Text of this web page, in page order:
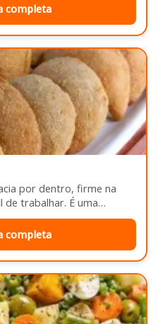
completa
por dentro, firme na
de trabalhar. É uma…
completa